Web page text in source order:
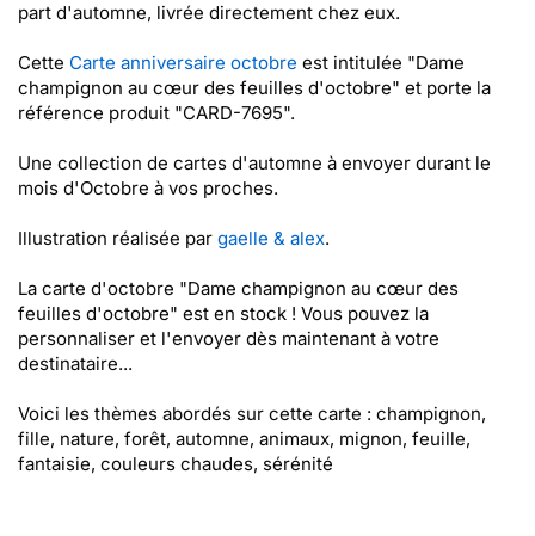
part d'automne, livrée directement chez eux.
Cette Carte anniversaire octobre est intitulée "Dame
champignon au cœur des feuilles d'octobre" et porte la
référence produit "CARD-7695".
Une collection de cartes d'automne à envoyer durant le
mois d'Octobre à vos proches.
Illustration réalisée par gaelle & alex.
La carte d'octobre "Dame champignon au cœur des
feuilles d'octobre" est en stock ! Vous pouvez la
personnaliser et l'envoyer dès maintenant à votre
destinataire...
Voici les thèmes abordés sur cette carte : champignon,
fille, nature, forêt, automne, animaux, mignon, feuille,
fantaisie, couleurs chaudes, sérénité